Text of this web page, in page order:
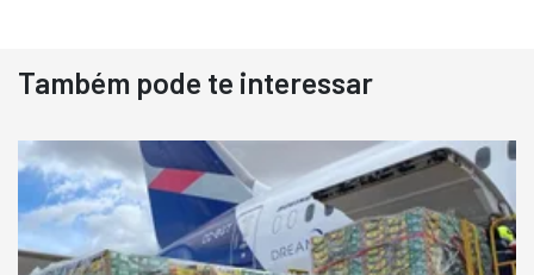
Destaque
Usado
Pá Carregadeira Cat 966
Ano 1987
Londrina
Também pode te interessar